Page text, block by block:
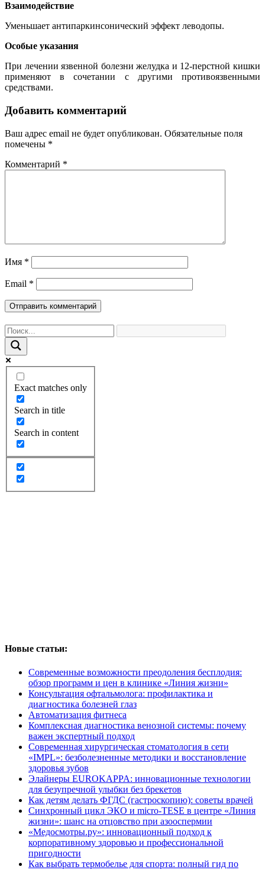
Взаимодействие
Уменьшает антипаркинсонический эффект леводопы.
Особые указания
При лечении язвенной болезни желудка и 12-перстной кишки
применяют в сочетании с другими противоязвенными
средствами.
Добавить комментарий
Ваш адрес email не будет опубликован. Обязательные поля
помечены *
Комментарий *
Имя *
Email *
Exact matches only
Search in title
Search in content
Новые статьи:
Современные возможности преодоления бесплодия:
обзор программ и цен в клинике «Линия жизни»
Консультация офтальмолога: профилактика и
диагностика болезней глаз
Автоматизация фитнеса
Комплексная диагностика венозной системы: почему
важен экспертный подход
Современная хирургическая стоматология в сети
«IMPL»: безболезненные методики и восстановление
здоровья зубов
Элайнеры EUROKAPPA: инновационные технологии
для безупречной улыбки без брекетов
Как детям делать ФГДС (гастроскопию): советы врачей
Синхронный цикл ЭКО и micro-TESE в центре «Линия
жизни»: шанс на отцовство при азооспермии
«Медосмотры.ру»: инновационный подход к
корпоративному здоровью и профессиональной
пригодности
Как выбрать термобелье для спорта: полный гид по